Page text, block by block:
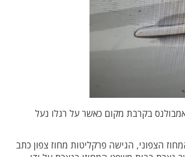
בקרבת מקום כאשר על רגלו נעל
הצפוני, הגישה פרקליטות מחוז צפון כתב